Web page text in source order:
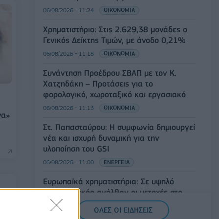
06/08/2026 - 11:24 ΟΙΚΟΝΟΜΙΑ
Χρηματιστήριο: Στις 2.629,38 μονάδες ο
Γενικός Δείκτης Τιμών, με άνοδο 0,21%
06/08/2026 - 11:18 ΟΙΚΟΝΟΜΙΑ
Συνάντηση Προέδρου ΣΒΑΠ με τον Κ.
Χατζηδάκη – Προτάσεις για το
φορολογικό, χωροταξικό και εργασιακό
06/08/2026 - 11:13 ΟΙΚΟΝΟΜΙΑ
Στ. Παπασταύρου: Η συμφωνία δημιουργεί
νέα και ισχυρή δυναμική για την
υλοποίηση του GSI
06/08/2026 - 11:00 ΕΝΕΡΓΕΙΑ
Ευρωπαϊκά χρηματιστήρια: Σε υψηλό
επίπεδο ρεκόρ ανήλθαν οι μετοχές στο
ξεκίνημα των συναλλαγών
06/08/2026 - 10:50
ΟΛΕΣ ΟΙ ΕΙΔΗΣΕΙΣ